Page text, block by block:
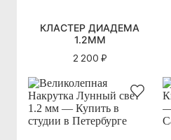
КЛАСТЕР ДИАДЕМА
1.2ММ
2 200 ₽